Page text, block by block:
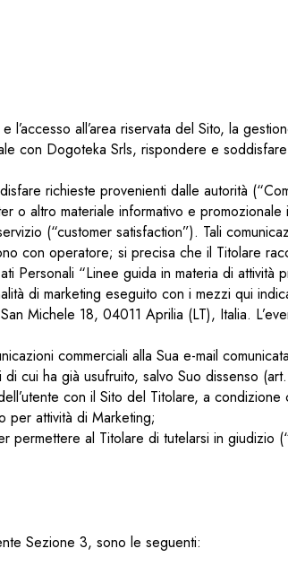
all’area riservata del Sito, la
con Dogoteka Srls, rispondere e
richieste provenienti dalle autorità
o altro materiale informativo e promozionale
(“customer satisfaction”). Tali
con operatore; si precisa che il Titolare
“Linee guida in materia di attività
di marketing eseguito con i mezzi qui
Michele 18, 04011 Aprilia (LT), Italia.
commerciali alla Sua e-mail
cui ha già usufruito, salvo Suo dissenso
con il Sito del Titolare, a condizione
per attività di Marketing;
al Titolare di tutelarsi in giudizio
Sezione 3, sono le seguenti: